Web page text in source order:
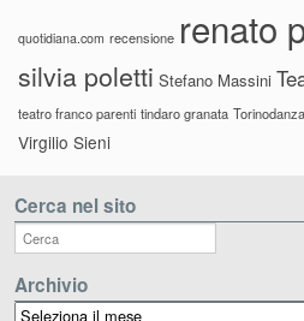
quotidiana.com recensione renato
silvia poletti Stefano Massini
teatro franco parenti tindaro granata Torinodanza
Virgilio Sieni
Cerca nel sito
Archivio
Archivio